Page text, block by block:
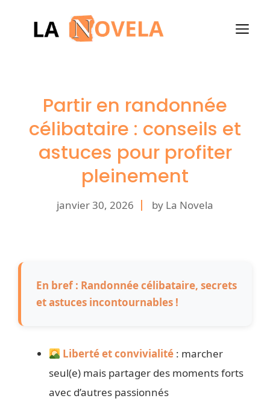
contenu
Partir en randonnée
célibataire : conseils et
astuces pour profiter
pleinement
janvier 30, 2026 by La Novela
En bref : Randonnée célibataire, secrets
et astuces incontournables !
Liberté et convivialité : marcher
seul(e) mais partager des moments forts
avec d’autres passionnés